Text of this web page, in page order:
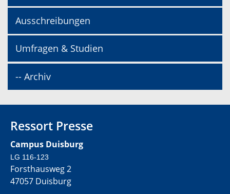
Ausschreibungen
Umfragen & Studien
-- Archiv
Ressort Presse
Campus Duisburg
LG 116-123
Forsthausweg 2
47057 Duisburg